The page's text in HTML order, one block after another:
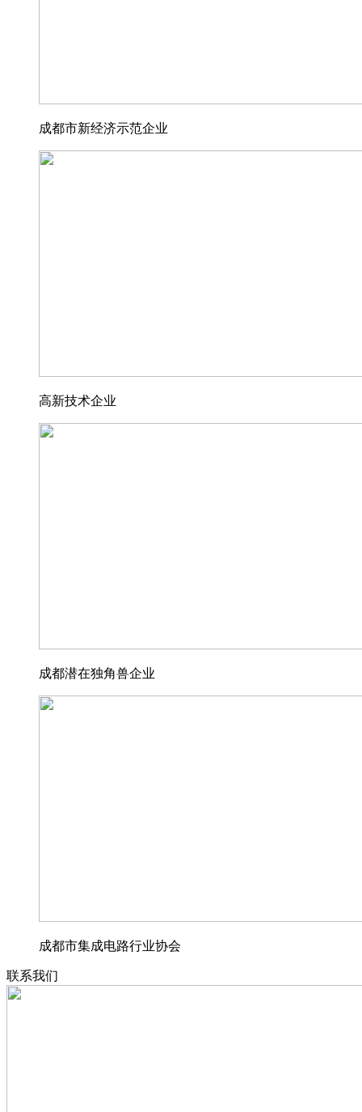
成都市新经济示范企业
高新技术企业
成都潜在独角兽企业
成都市集成电路行业协会
联系我们